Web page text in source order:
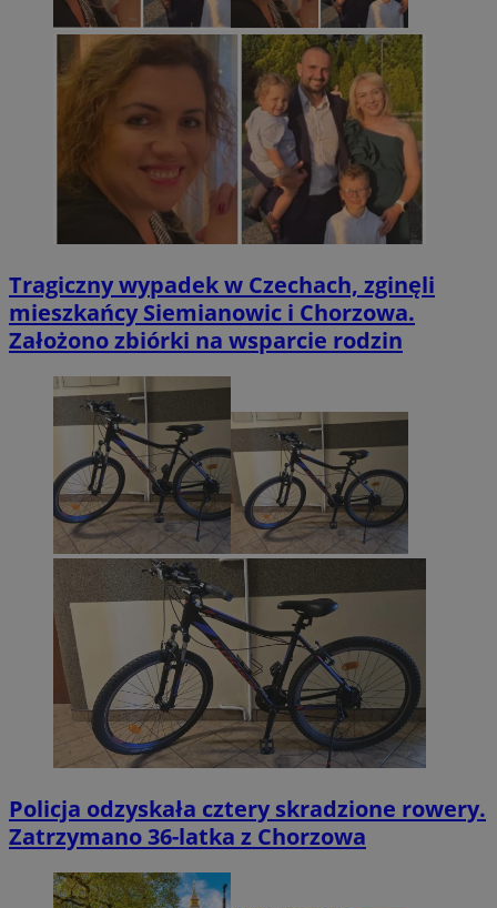
Tragiczny wypadek w Czechach, zginęli
mieszkańcy Siemianowic i Chorzowa.
Założono zbiórki na wsparcie rodzin
Policja odzyskała cztery skradzione rowery.
Zatrzymano 36-latka z Chorzowa